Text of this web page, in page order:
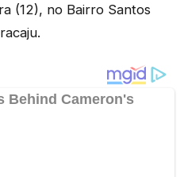
(12), no Bairro Santos